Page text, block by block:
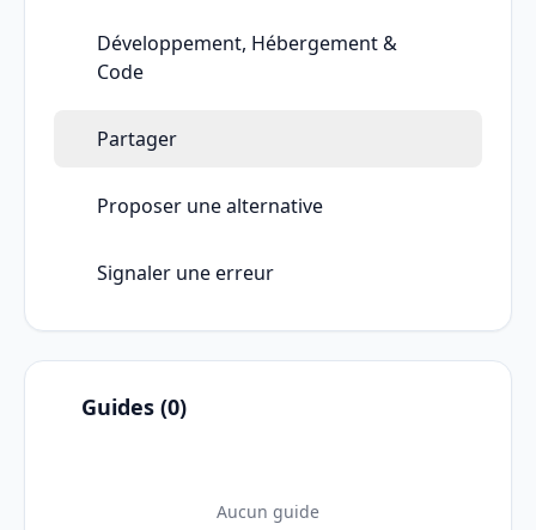
Développement, Hébergement &
Code
Partager
Proposer une alternative
Signaler une erreur
Guides (0)
Aucun guide